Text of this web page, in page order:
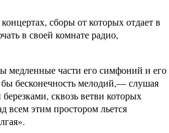
сборы от которых отдает в
в своей комнате радио,
медленные части его симфоний и его
бесконечность мелодий,— слушая
сквозь ветви которых
всем этим простором льется